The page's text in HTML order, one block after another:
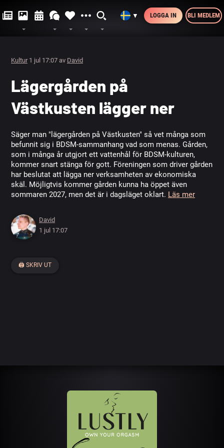
▼ LOGGA IN BLI MEDLEM
Kultur1 jul 17:07 av David
Lägergården på
Västkusten lägger ner
Säger man "lägergården på Västkusten" så vet många som
befunnit sig i BDSM-sammanhang vad som menas. Gården,
som i många år utgjort ett vattenhål för BDSM-kulturen,
kommer snart stänga för gott. Föreningen som driver gården
har beslutat att lägga ner verksamheten av ekonomiska
skäl. Möjligtvis kommer gården kunna ha öppet även
sommaren 2027, men det är i dagsläget oklart. Läs mer
David
1 jul 17:07
🖨 SKRIV UT